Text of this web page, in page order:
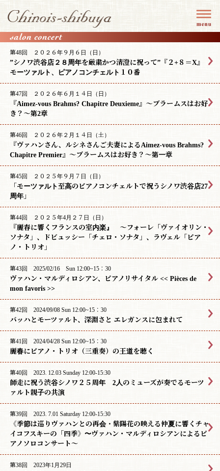
第48回 ２０２６年９月６日（日）
”シノワ渋谷店２８周年を厳粛かつ清澄に祝って”『２+８＝X』
モーツァルト、ピアノコンチェルト１０番
第47回 ２０２６年６月１４日（日）
『Aimez-vous Brahms? Chapitre Deuxieme』〜ブラームスはお好
き？〜第2章
第46回 ２０２６年２月１４日（土）
『ヴァハンさん、ルシネさんご夫妻によるAimez-vous Brahms?
Chapitre Premier』〜ブラームスはお好き？〜第一章
第45回 ２０２５年９月７日（日）
「モーツァルト至高のピアノコンチェルトで祝うシノワ渋谷店27
周年」
第44回 ２０２５年4月２７日（日）
『麗春に響くフランスの室内楽』 〜フォーレ「ヴァイオリン・
ソナタ」、ドビュッシー「チェロ・ソナタ」、ラヴェル「ピア
ノ・トリオ」
第43回 2025/02/16 Sun 12:00~15：30
ヴァハン・マルディロシアン、ピアノリサイタル << Pièces de
mon favoris >>
第42回 2024/09/08 Sun 12:00~15：30
バッハとモーツァルト、深淵さと エレガンスに包まれて
第41回 2024/04/28 Sun 12:00~15：30
麗春にピアノ・トリオ（三重奏）の王道を聴く
第40回 2023. 12.03 Sunday 12:00-15:30
師走に祝う渋谷シノワ２５周年 2人のミューズが奏でるモーツ
ァルト親子の共演
第39回 2023. 7.01 Saturday 12:00-15:30
《季節は巡りヴァハンとの再会・紫陽花の映える仲夏に響くチャ
イコフスキーの「四季》〜ヴァハン・マルディロシアンによるピ
アノソロコンサート〜
第38回 2023年1月29日